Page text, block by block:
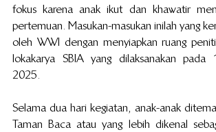
fokus karena anak ikut dan khawatir
pertemuan. Masukan-masukan inilah yang
oleh WWI dengan menyiapkan ruang
lokakarya SBIA yang dilaksanakan pada
2025.
Selama dua hari kegiatan, anak-anak
Taman Baca atau yang lebih dikenal